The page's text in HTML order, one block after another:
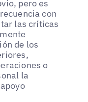
pero es
con
las críticas
de los
o
la